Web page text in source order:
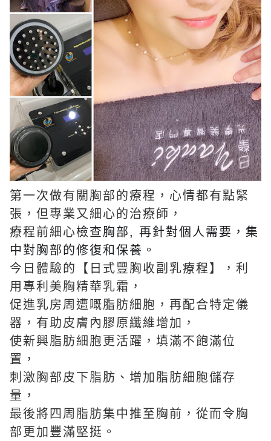
第一次做有關胸部的療程，心情都有點緊
張，但專業又細心的治療師，
療程前細心檢查胸部, 再針對個人需要，集
中對胸部的修復和保養。
今日體驗的【日式豐胸收副乳療程】，利
用專利美胸精華乳霜，
促進乳房周遭嘅脂肪細胞，再配合特定儀
器，有助皮膚內膠原纖維增加，
使新興脂肪細胞更活躍，填滿不飽滿位
置，
刺激胸部皮下脂肪、增加脂肪細胞儲存
量，
最後將四周脂肪集中推至胸前，從而令胸
部更加豐滿堅挺。